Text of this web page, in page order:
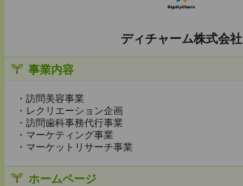
ディチャーム株式会社
事業内容
・訪問美容事業
・レクリエーション企画
・訪問歯科事務代行事業
・マーケティング事業
・マーケットリサーチ事業
ホームページ